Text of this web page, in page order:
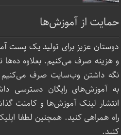
حمایت از آموزش‌ها
دوستان عزیز برای تولید یک پست
و هزینه صرف می‌کنیم. بعلاوه ده‌ها
نگه داشتن وب‌سایت صرف ‌می‌کنیم
به آموزش‌های رایگان دسترسی
انتشار لینک‌ آموزش‌ها و کامنت
راه همراهی کنید. همچنین لطفا
کنید.